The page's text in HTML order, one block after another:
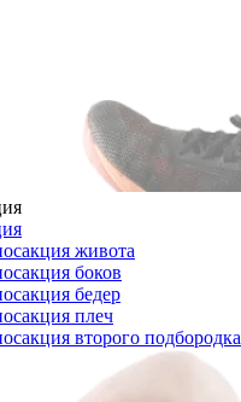
живота
боков
бедер
плеч
второго подбородка